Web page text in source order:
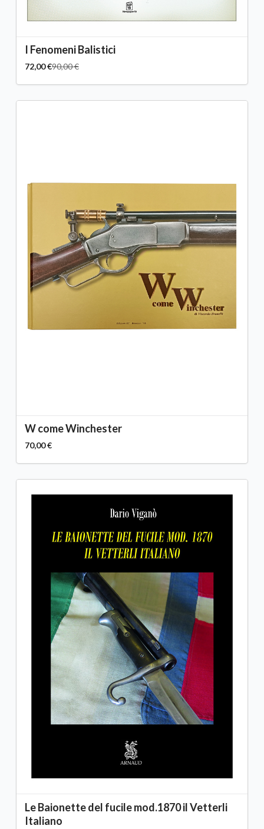
I Fenomeni Balistici
72,00 €90,00 €
W come Winchester
70,00 €
Le Baionette del fucile mod.1870 il Vetterli
Italiano